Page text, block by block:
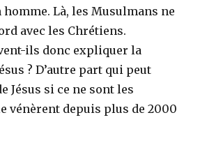
homme. Là, les Musulmans ne
avec les Chrétiens.
ils donc expliquer la
? D’autre part qui peut
Jésus si ce ne sont les
vénèrent depuis plus de 2000